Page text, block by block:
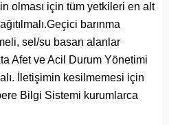
olması için tüm yetkileri en alt
barınma
sel/su basan alanlar
Afet ve Acil Durum Yönetimi
İletişimin kesilmemesi için
Bilgi Sistemi kurumlarca